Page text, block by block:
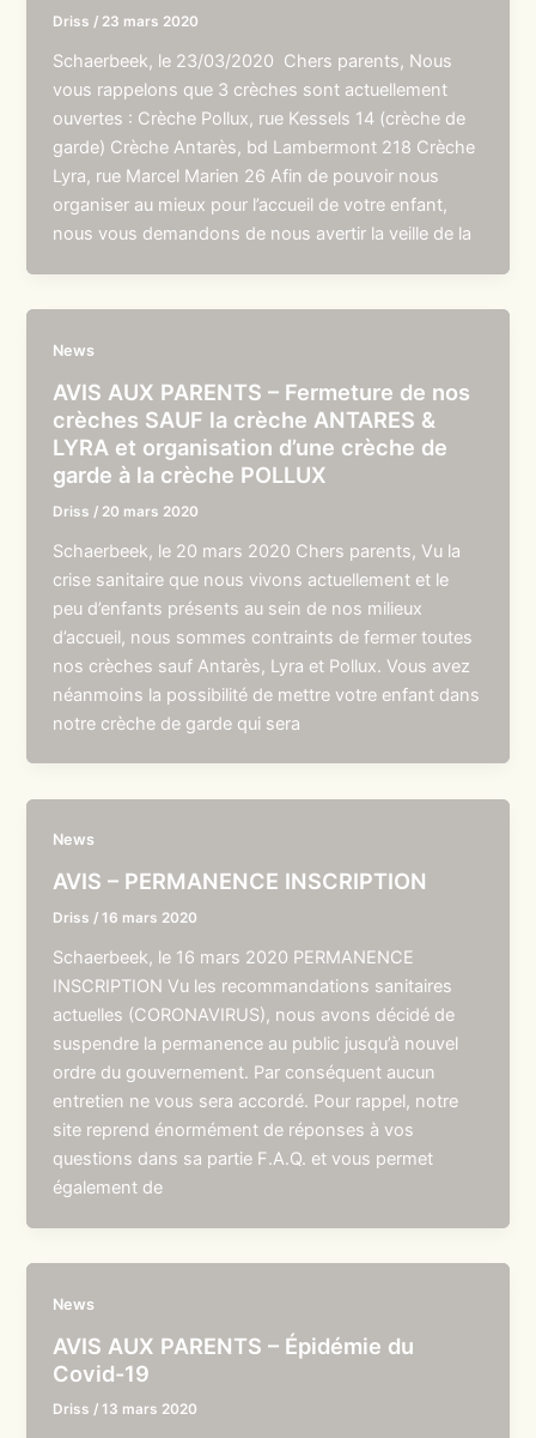
Driss / 23 mars 2020
Schaerbeek, le 23/03/2020 Chers parents, Nous
vous rappelons que 3 crèches sont actuellement
ouvertes : Crèche Pollux, rue Kessels 14 (crèche de
garde) Crèche Antarès, bd Lambermont 218 Crèche
Lyra, rue Marcel Marien 26 Afin de pouvoir nous
organiser au mieux pour l’accueil de votre enfant,
nous vous demandons de nous avertir la veille de la
News
AVIS AUX PARENTS – Fermeture de nos
crèches SAUF la crèche ANTARES &
LYRA et organisation d’une crèche de
garde à la crèche POLLUX
Driss / 20 mars 2020
Schaerbeek, le 20 mars 2020 Chers parents, Vu la
crise sanitaire que nous vivons actuellement et le
peu d’enfants présents au sein de nos milieux
d’accueil, nous sommes contraints de fermer toutes
nos crèches sauf Antarès, Lyra et Pollux. Vous avez
néanmoins la possibilité de mettre votre enfant dans
notre crèche de garde qui sera
News
AVIS – PERMANENCE INSCRIPTION
Driss /16 mars 2020
Schaerbeek, le 16 mars 2020 PERMANENCE
INSCRIPTION Vu les recommandations sanitaires
actuelles (CORONAVIRUS), nous avons décidé de
suspendre la permanence au public jusqu’à nouvel
ordre du gouvernement. Par conséquent aucun
entretien ne vous sera accordé. Pour rappel, notre
site reprend énormément de réponses à vos
questions dans sa partie F.A.Q. et vous permet
également de
News
AVIS AUX PARENTS – Épidémie du
Covid-19
Driss /13 mars 2020